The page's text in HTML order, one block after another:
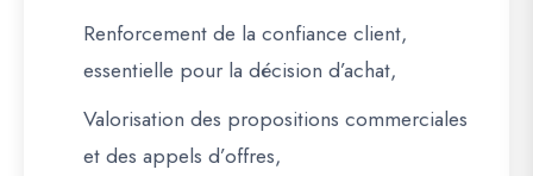
Renforcement de la confiance client,
essentielle pour la décision d’achat,
Valorisation des propositions commerciales
et des appels d’offres,